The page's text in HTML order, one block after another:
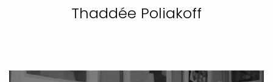
Thaddée Poliakoff